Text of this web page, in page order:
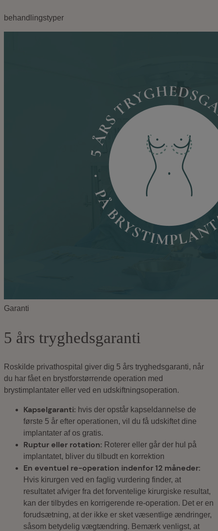
behandlingstyper
Garanti
5 års tryghedsgaranti
Roskilde privathospital giver dig 5 års tryghedsgaranti, når
du har fået en brystforstørrende operation med
brystimplantater eller ved en udskiftningsoperation.
Kapselgaranti: hvis der opstår kapseldannelse de
første 5 år efter operationen, vil du få udskiftet dine
implantater af os gratis.
Ruptur eller rotation: Roterer eller går der hul på
implantatet, bliver du tilbudt en korrektion
En eventuel re-operation indenfor 12 måneder:
Hvis kirurgen ved en faglig vurdering finder, at
resultatet afviger fra det forventelige kirurgiske resultat,
kan der tilbydes en korrigerende re-operation. Det er en
forudsætning, at der ikke er sket væsentlige ændringer,
såsom betydelig vægtændring. Bemærk venligst, at